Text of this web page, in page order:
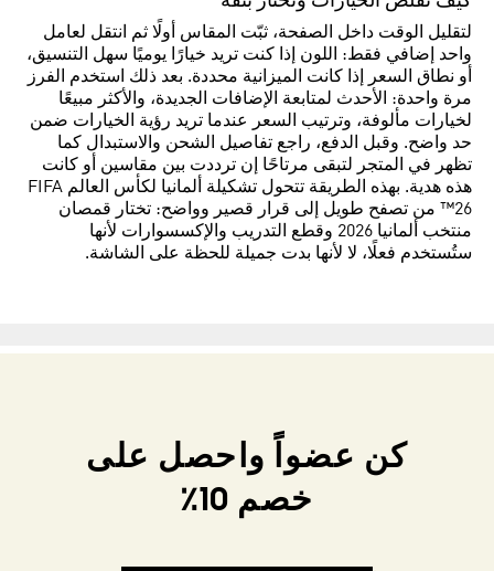
لتقليل الوقت داخل الصفحة، ثبّت المقاس أولًا ثم انتقل لعامل
واحد إضافي فقط: اللون إذا كنت تريد خيارًا يوميًا سهل التنسيق،
أو نطاق السعر إذا كانت الميزانية محددة. بعد ذلك استخدم الفرز
مرة واحدة: الأحدث لمتابعة الإضافات الجديدة، والأكثر مبيعًا
لخيارات مألوفة، وترتيب السعر عندما تريد رؤية الخيارات ضمن
حد واضح. وقبل الدفع، راجع تفاصيل الشحن والاستبدال كما
تظهر في المتجر لتبقى مرتاحًا إن ترددت بين مقاسين أو كانت
هذه هدية. بهذه الطريقة تتحول تشكيلة ألمانيا لكأس العالم FIFA
‏26™ من تصفح طويل إلى قرار قصير وواضح: تختار قمصان
منتخب ألمانيا 2026 وقطع التدريب والإكسسوارات لأنها
ستُستخدم فعلًا، لا لأنها بدت جميلة للحظة على الشاشة.
كن عضواً واحصل على
خصم 10٪